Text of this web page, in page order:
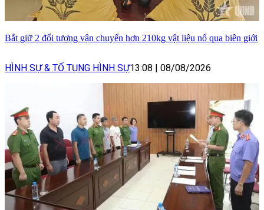
Bắt giữ 2 đối tượng vận chuyển hơn 210kg vật liệu nổ qua biên giới
HÌNH SỰ & TỐ TỤNG HÌNH SỰ13:08 08/08/2026